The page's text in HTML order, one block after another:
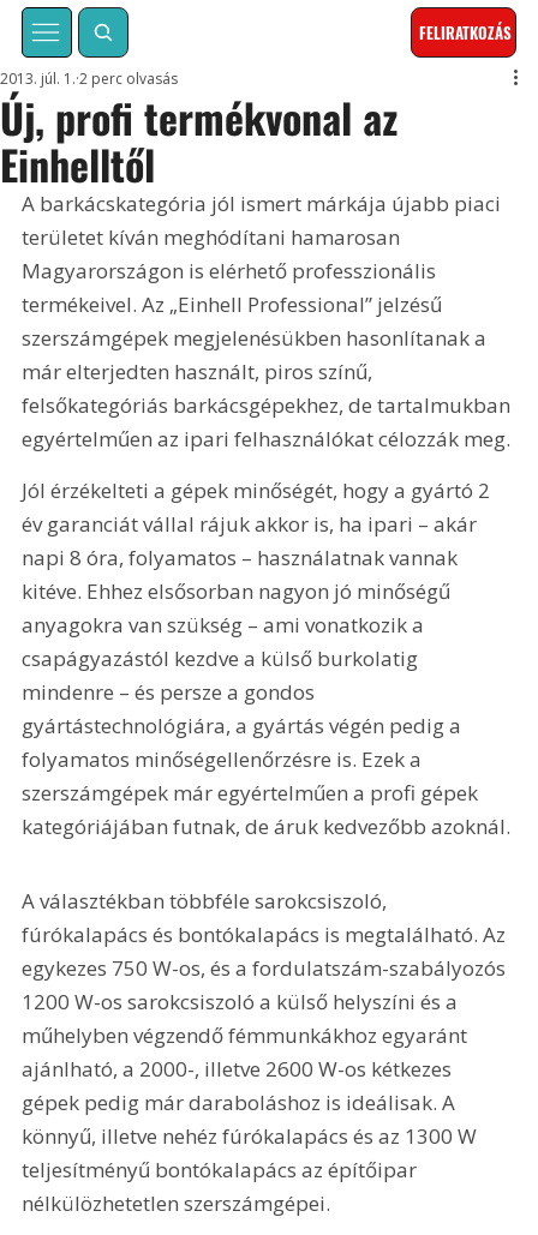
FELIRATKOZÁS
Új, profi termékvonal az
Einhelltől
2013. júl. 1. 2 perc olvasás
A barkácskategória jól ismert márkája újabb piaci
területet kíván meghódítani hamarosan
Magyarországon is elérhető professzionális
termékeivel. Az „Einhell Professional” jelzésű
szerszámgépek megjelenésükben hasonlítanak a
már elterjedten használt, piros színű,
felsőkategóriás barkácsgépekhez, de tartalmukban
egyértelműen az ipari felhasználókat célozzák meg.
Jól érzékelteti a gépek minőségét, hogy a gyártó 2
év garanciát vállal rájuk akkor is, ha ipari – akár
napi 8 óra, folyamatos – használatnak vannak
kitéve. Ehhez elsősorban nagyon jó minőségű
anyagokra van szükség – ami vonatkozik a
csapágyazástól kezdve a külső burkolatig
mindenre – és persze a gondos
gyártástechnológiára, a gyártás végén pedig a
folyamatos minőségellenőrzésre is. Ezek a
szerszámgépek már egyértelműen a profi gépek
kategóriájában futnak, de áruk kedvezőbb azoknál.
A választékban többféle sarokcsiszoló,
fúrókalapács és bontókalapács is megtalálható. Az
egykezes 750 W-os, és a fordulatszám-szabályozós
1200 W-os sarokcsiszoló a külső helyszíni és a
műhelyben végzendő fémmunkákhoz egyaránt
ajánlható, a 2000-, illetve 2600 W-os kétkezes
gépek pedig már daraboláshoz is ideálisak. A
könnyű, illetve nehéz fúrókalapács és az 1300 W
teljesítményű bontókalapács az építőipar
nélkülözhetetlen szerszámgépei.